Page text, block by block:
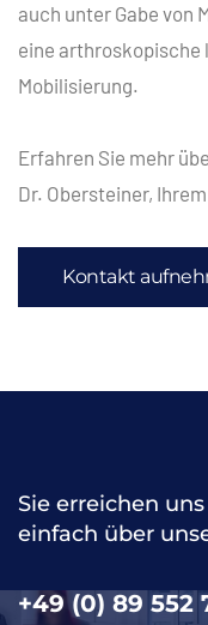
auch unter Gabe von
eine arthroskopische
Mobilisierung.
Erfahren Sie mehr
Dr. Obersteiner,
Kontakt
Sie erreichen
einfach über
+49 (0) 89 552